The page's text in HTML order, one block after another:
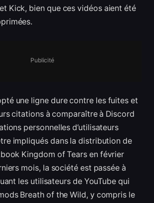
Kick, bien que ces vidéos aient été
Publicité
une ligne dure contre les fuites et
citations à comparaître à Discord
personnelles d’utilisateurs
impliqués dans la distribution de
Kingdom of Tears en février
mois, la société est passée à
les utilisateurs de YouTube qui
Breath of the Wild, y compris le